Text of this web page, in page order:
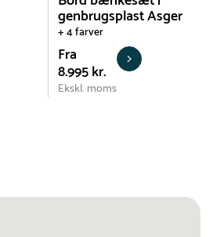
genbrugsplast Asger
+ 4 farver
Fra
8.995 kr.
Ekskl. moms